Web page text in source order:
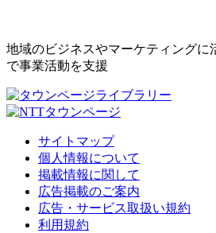
地域のビジネスやマーケティングに
で事業活動を支援
サイトマップ
個人情報について
掲載情報に関して
広告掲載のご案内
広告・サービス取扱い規約
利用規約